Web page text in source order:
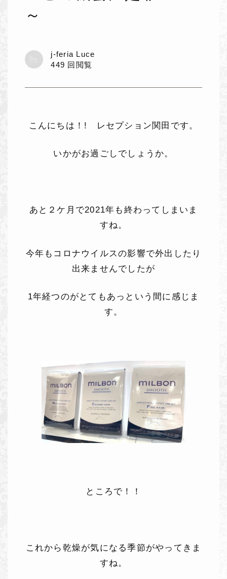
～
j-feria Luce
449 回閲覧
こんにちは！! レセプション関田です。
いかがお過ごしでしょうか。
あと２ケ月で2021年も終わってしまいま
すね。
今年もコロナウイルスの影響で外出したり
出来ませんでしたが
1年経つのがとてもあっという間に感じま
す。
ところで！！
これから乾燥が気になる季節がやってきま
すね。